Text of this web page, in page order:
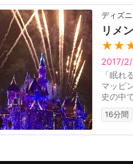
ディズ
リメ
2017/2/
「眠れ
マッピ
史の中
16分間